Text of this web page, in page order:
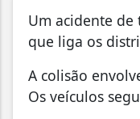
Um acidente de
que liga os
A colisão
Os veículos